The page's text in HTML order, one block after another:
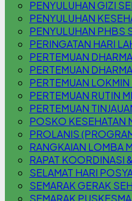
PENYULUHAN GIZI
PENYULUHAN
PENYULUHAN PHBS
PERINGATAN HARI
PERTEMUAN
PERTEMUAN
PERTEMUAN
PERTEMUAN RUTIN
PERTEMUAN
POSKO KESEHATAN
PROLANIS
RANGKAIAN LOMBA
RAPAT KOORDINASI
SELAMAT HARI
SEMARAK GERAK
SEMARAK